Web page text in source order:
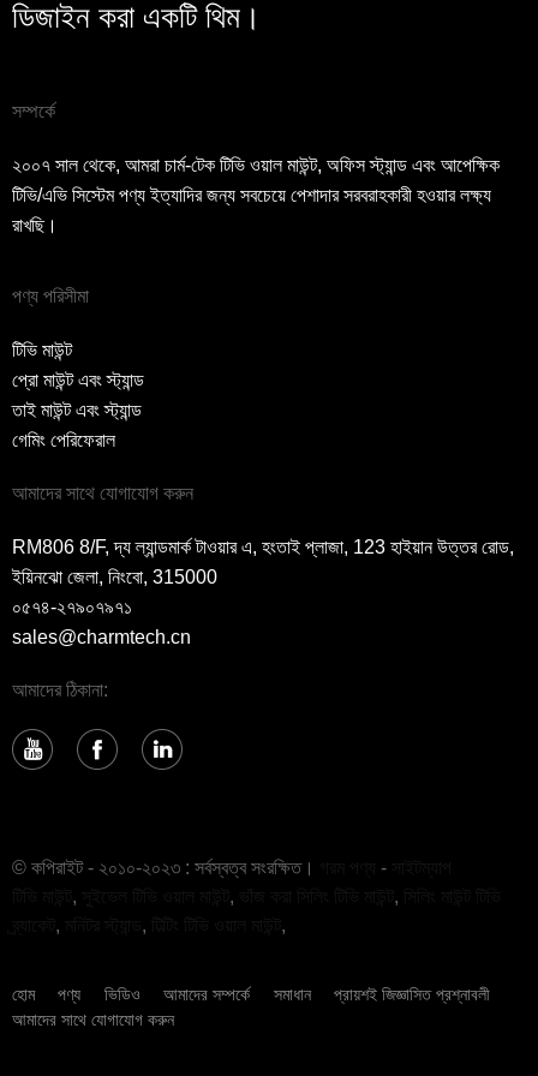
ডিজাইন করা একটি থিম।
সম্পর্কে
২০০৭ সাল থেকে, আমরা চার্ম-টেক টিভি ওয়াল মাউন্ট, অফিস স্ট্যান্ড এবং আপেক্ষিক
টিভি/এভি সিস্টেম পণ্য ইত্যাদির জন্য সবচেয়ে পেশাদার সরবরাহকারী হওয়ার লক্ষ্য
রাখছি।
পণ্য পরিসীমা
টিভি মাউন্ট
প্রো মাউন্ট এবং স্ট্যান্ড
তাই মাউন্ট এবং স্ট্যান্ড
গেমিং পেরিফেরাল
আমাদের সাথে যোগাযোগ করুন
RM806 8/F, দ্য ল্যান্ডমার্ক টাওয়ার এ, হংতাই প্লাজা, 123 হাইয়ান উত্তর রোড,
ইয়িনঝো জেলা, নিংবো, 315000
০৫৭৪-২৭৯০৭৯৭১
sales@charmtech.cn
আমাদের ঠিকানা:
© কপিরাইট - ২০১০-২০২৩ : সর্বস্বত্ব সংরক্ষিত। -
, , ,
, , ,
হোম পণ্য ভিডিও আমাদের সম্পর্কে সমাধান
প্রায়শই জিজ্ঞাসিত প্রশ্নাবলী
আমাদের সাথে যোগাযোগ করুন